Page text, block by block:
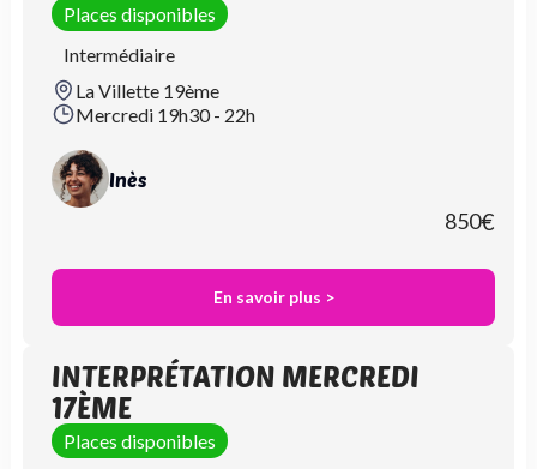
Places disponibles
Intermédiaire
La Villette 19ème
Mercredi 19h30 - 22h
Inès
850€
En savoir plus >
INTERPRÉTATION MERCREDI
17ÈME
Places disponibles